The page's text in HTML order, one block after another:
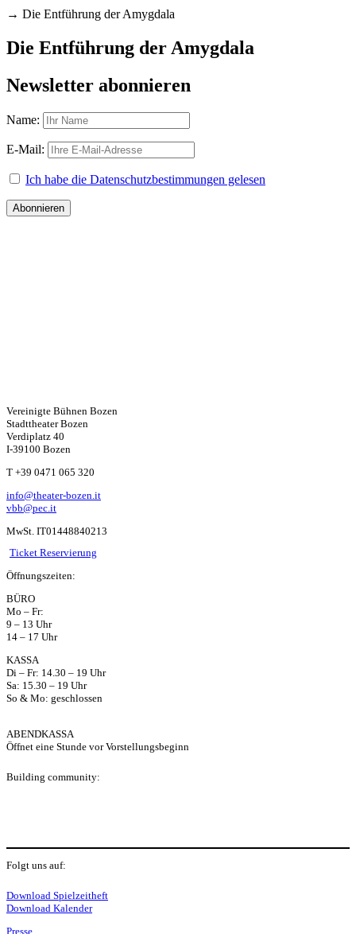
→ Die Entführung der Amygdala
Die Entführung der Amygdala
Newsletter abonnieren
Name:
E-Mail:
Ich habe die Datenschutzbestimmungen gelesen
Vereinigte Bühnen Bozen
Stadttheater Bozen
Verdiplatz 40
I-39100 Bozen
T +39 0471 065 320
info@theater-bozen.it
vbb@pec.it
MwSt. IT01448840213
W
ha
ts
ap
p
Ticket Reservierung
Öffnungszeiten:
BÜRO
Mo – Fr:
9 – 13 Uhr
14 – 17 Uhr
KASSA
Di – Fr: 14.30 – 19 Uhr
Sa: 15.30 – 19 Uhr
So & Mo: geschlossen
ABENDKASSA
Öffnet eine Stunde vor Vorstellungsbeginn
Building community:
P
Folgt uns auf:
Y
Download Spielzeitheft
Download Kalender
Presse